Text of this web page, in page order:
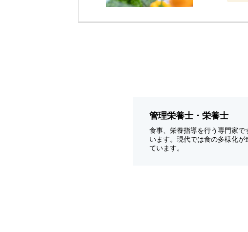
管理栄養士・栄養士
食事、栄養指導を行う専門家
います。現代では食の多様化
ています。